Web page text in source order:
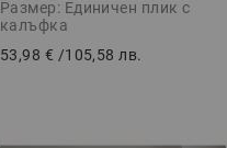
2 части
Размер: Единичен плик с
калъфка
53,98 € /105,58 лв.